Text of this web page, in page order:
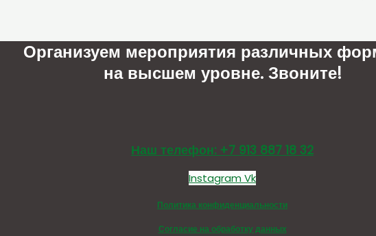
Организуем мероприятия различных
на высшем уровне. Звоните!
Наш телефон: +7 913 887 18 32
InstagramVk
Политика конфиденциальности
Согласие на обработку данных